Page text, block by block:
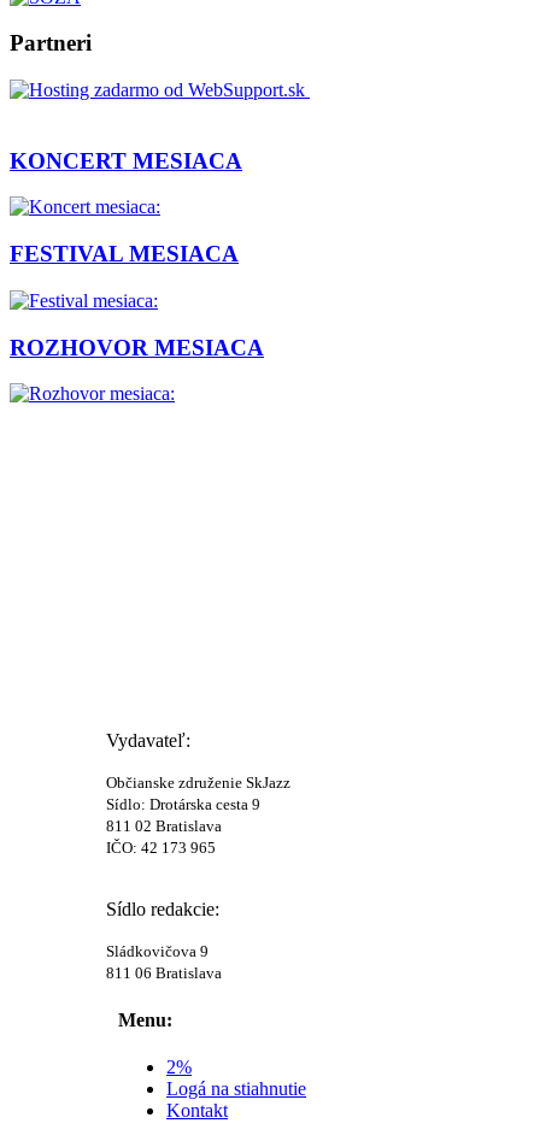
Partneri
KONCERT MESIACA
FESTIVAL MESIACA
ROZHOVOR MESIACA
Vydavateľ:
Občianske združenie SkJazz
Sídlo: Drotárska cesta 9
811 02 Bratislava
IČO: 42 173 965
Sídlo redakcie:
Sládkovičova 9
811 06 Bratislava
Menu:
2%
Logá na stiahnutie
Kontakt